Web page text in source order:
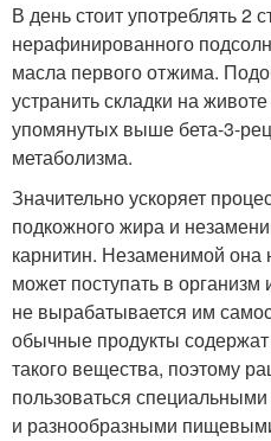
В день стоит употреблять 2
нерафинированного
масла первого отжима.
устранить складки на
упомянутых выше бета-3-
метаболизма.
Значительно ускоряет
подкожного жира и
карнитин. Незаменимой она
может поступать в
не вырабатывается им
обычные продукты
такого вещества, поэтому
пользоваться
и разнообразными